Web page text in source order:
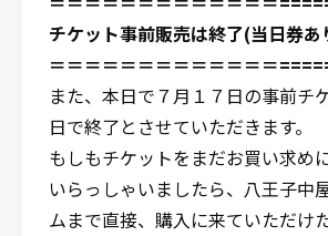
チケット事前販売は終了(当日券あ
＝＝＝＝＝＝＝＝＝＝＝＝＝
また、本日で７月１７日の事前チ
日で終了とさせていただきます。
もしもチケットをまだお買い求め
いらっしゃいましたら、八王子中
ムまで直接、購入に来ていただけ